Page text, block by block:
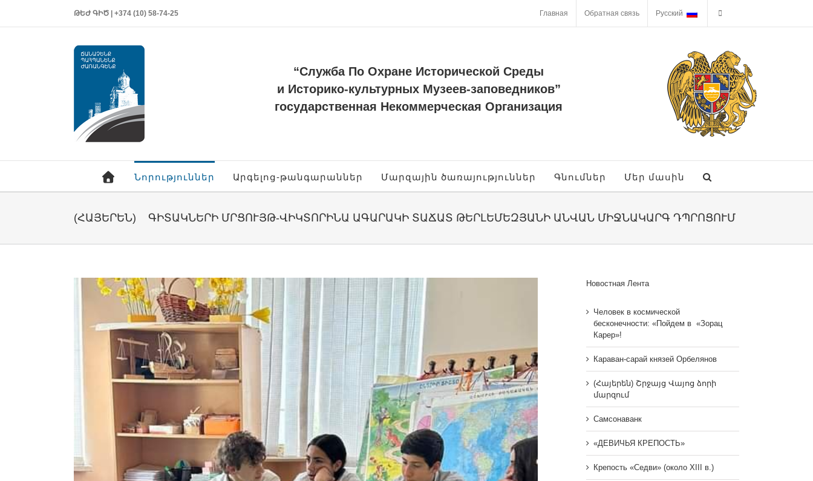
ԹԵԺ ԳԻԾ | +374 (10) 58-74-25 Главная Обратная связь Русский
“Служба По Охране Исторической Среды
и Историко-культурных Музеев-заповедников”
государственная Некоммерческая Организация
Նորություններ Արգելոց-թանգարաններ Մարզային ծառայություններ Գնումներ Մեր մասին
(ՀԱՅԵՐԵՆ) ԳԻՏԱԿՆԵՐԻ ՄՐՑՈՒՅԹ-ՎԻԿՏՈՐԻՆԱ ԱԳԱՐԱԿԻ ՏԱՃԱՏ ԹԵՐԼԵՄԵԶՅԱՆԻ ԱՆՎԱՆ ՄԻՋՆԱԿԱՐԳ ԴՊՐՈՑՈՒՄ
Новостная Лента
Человек в космической
бесконечности: «Пойдем в «Зорац
Карер»!
Караван-сарай князей Орбелянов
(Հայերեն) Շրջայց Վայոց ձորի
մարզում
Самсонаванк
«ДЕВИЧЬЯ КРЕПОСТЬ»
Крепость «Седви» (около XIII в.)